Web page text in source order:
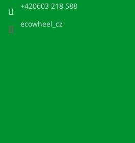
+420603 218 588
ecowheel_cz